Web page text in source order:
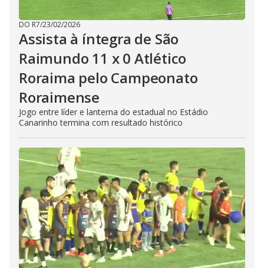
DO R7/23/02/2026
Assista à íntegra de São
Raimundo 11 x 0 Atlético
Roraima pelo Campeonato
Roraimense
Jogo entre líder e lanterna do estadual no Estádio
Canarinho termina com resultado histórico